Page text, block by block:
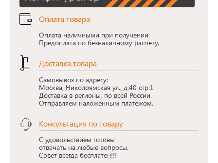
Оплата товара
Оплата наличными при получении.
Предоплата по безналичному расчету.
Доставка товара
Самовывоз по адресу:
Москва, Николоямская ул., д.40 стр.1
Доставка в регионы, по всей России.
Отправляем наложенным платежом.
Консультация по товару
С удовольствием готовы
отвечать на любые вопросы.
Совет всегда бесплатен!!!